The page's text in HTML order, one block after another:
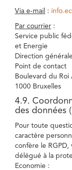
Via e-mail :
Par courrier :
Service public
et Energie
Direction
Point de contact
Boulevard du Roi
1000 Bruxelles
4.9.
des données
Pour toute
caractère
confère le
délégué à la
Economie :